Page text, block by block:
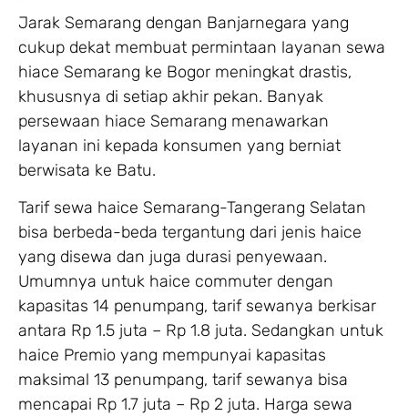
Jarak Semarang dengan Banjarnegara yang
cukup dekat membuat permintaan layanan sewa
hiace Semarang ke Bogor meningkat drastis,
khususnya di setiap akhir pekan. Banyak
persewaan hiace Semarang menawarkan
layanan ini kepada konsumen yang berniat
berwisata ke Batu.
Tarif sewa haice Semarang-Tangerang Selatan
bisa berbeda-beda tergantung dari jenis haice
yang disewa dan juga durasi penyewaan.
Umumnya untuk haice commuter dengan
kapasitas 14 penumpang, tarif sewanya berkisar
antara Rp 1.5 juta – Rp 1.8 juta. Sedangkan untuk
haice Premio yang mempunyai kapasitas
maksimal 13 penumpang, tarif sewanya bisa
mencapai Rp 1.7 juta – Rp 2 juta. Harga sewa